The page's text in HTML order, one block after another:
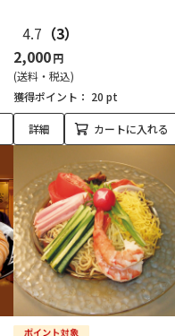
4.7 （3）
2,000円
(送料・税込)
獲得ポイント： 20 pt
詳細 カートに入れる